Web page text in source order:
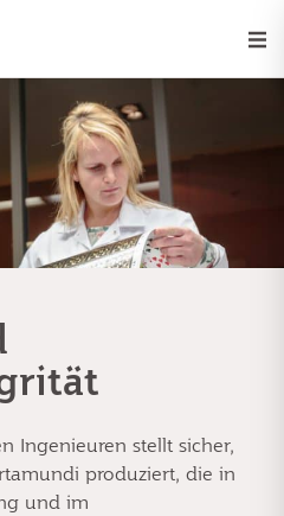
Ingenieuren stellt sicher,
produziert, die in
und im